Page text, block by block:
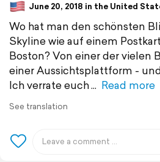
June 20, 2018 in the United
Wo hat man den schönsten
Skyline wie auf einem
Boston? Von einer der vielen
einer Aussichtsplattform -
Ich verrate euch
Read more
See translation